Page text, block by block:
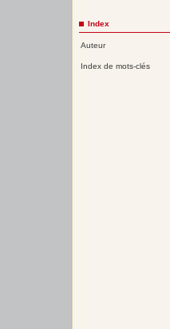
Index
Auteur
Index de mots-clés